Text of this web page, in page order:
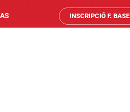
INSCRIPCIÓ F. BASE